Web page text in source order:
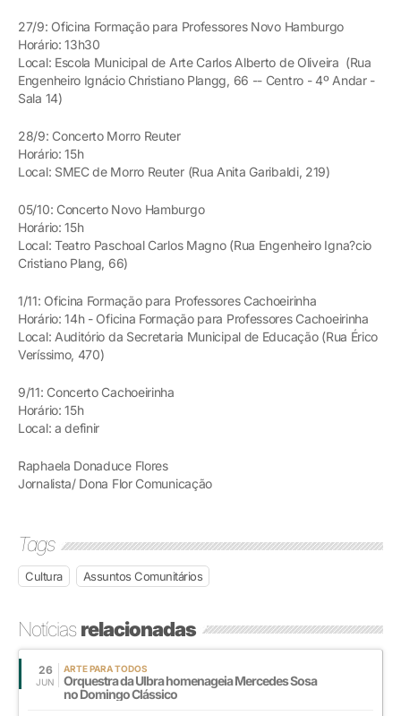
27/9: Oficina Formação para Professores Novo Hamburgo
Horário: 13h30
Local: Escola Municipal de Arte Carlos Alberto de Oliveira (Rua
Engenheiro Ignácio Christiano Plangg, 66 -- Centro - 4º Andar -
Sala 14)
28/9: Concerto Morro Reuter
Horário: 15h
Local: SMEC de Morro Reuter (Rua Anita Garibaldi, 219)
05/10: Concerto Novo Hamburgo
Horário: 15h
Local: Teatro Paschoal Carlos Magno (Rua Engenheiro Igna?cio
Cristiano Plang, 66)
1/11: Oficina Formação para Professores Cachoeirinha
Horário: 14h - Oficina Formação para Professores Cachoeirinha
Local: Auditório da Secretaria Municipal de Educação (Rua Érico
Veríssimo, 470)
9/11: Concerto Cachoeirinha
Horário: 15h
Local: a definir
Raphaela Donaduce Flores
Jornalista/ Dona Flor Comunicação
Tags
Cultura Assuntos Comunitários
Notíciasrelacionadas
26
JUN
ARTE PARA TODOS
Orquestra da Ulbra homenageia Mercedes Sosa
no Domingo Clássico